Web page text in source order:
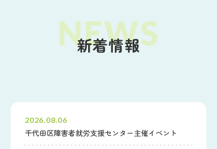
新着情報
2026.08.06
千代田区障害者就労支援センター主催イベント